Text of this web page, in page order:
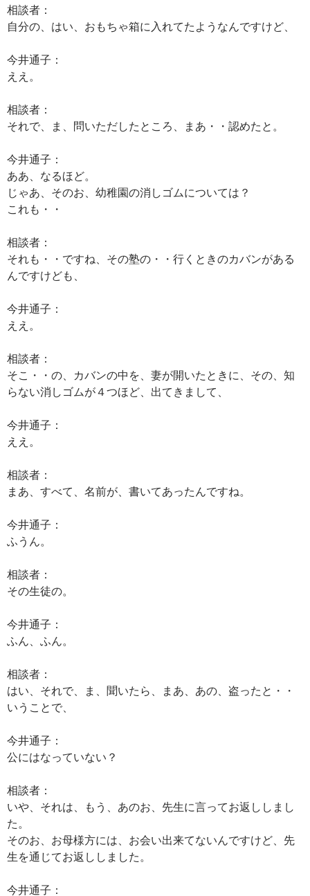
相談者：
自分の、はい、おもちゃ箱に入れてたようなんですけど、
今井通子：
ええ。
相談者：
それで、ま、問いただしたところ、まあ・・認めたと。
今井通子：
ああ、なるほど。
じゃあ、そのお、幼稚園の消しゴムについては？
これも・・
相談者：
それも・・ですね、その塾の・・行くときのカバンがある
んですけども、
今井通子：
ええ。
相談者：
そこ・・の、カバンの中を、妻が開いたときに、その、知
らない消しゴムが４つほど、出てきまして、
今井通子：
ええ。
相談者：
まあ、すべて、名前が、書いてあったんですね。
今井通子：
ふうん。
相談者：
その生徒の。
今井通子：
ふん、ふん。
相談者：
はい、それで、ま、聞いたら、まあ、あの、盗ったと・・
いうことで、
今井通子：
公にはなっていない？
相談者：
いや、それは、もう、あのお、先生に言ってお返ししまし
た。
そのお、お母様方には、お会い出来てないんですけど、先
生を通じてお返ししました。
今井通子：